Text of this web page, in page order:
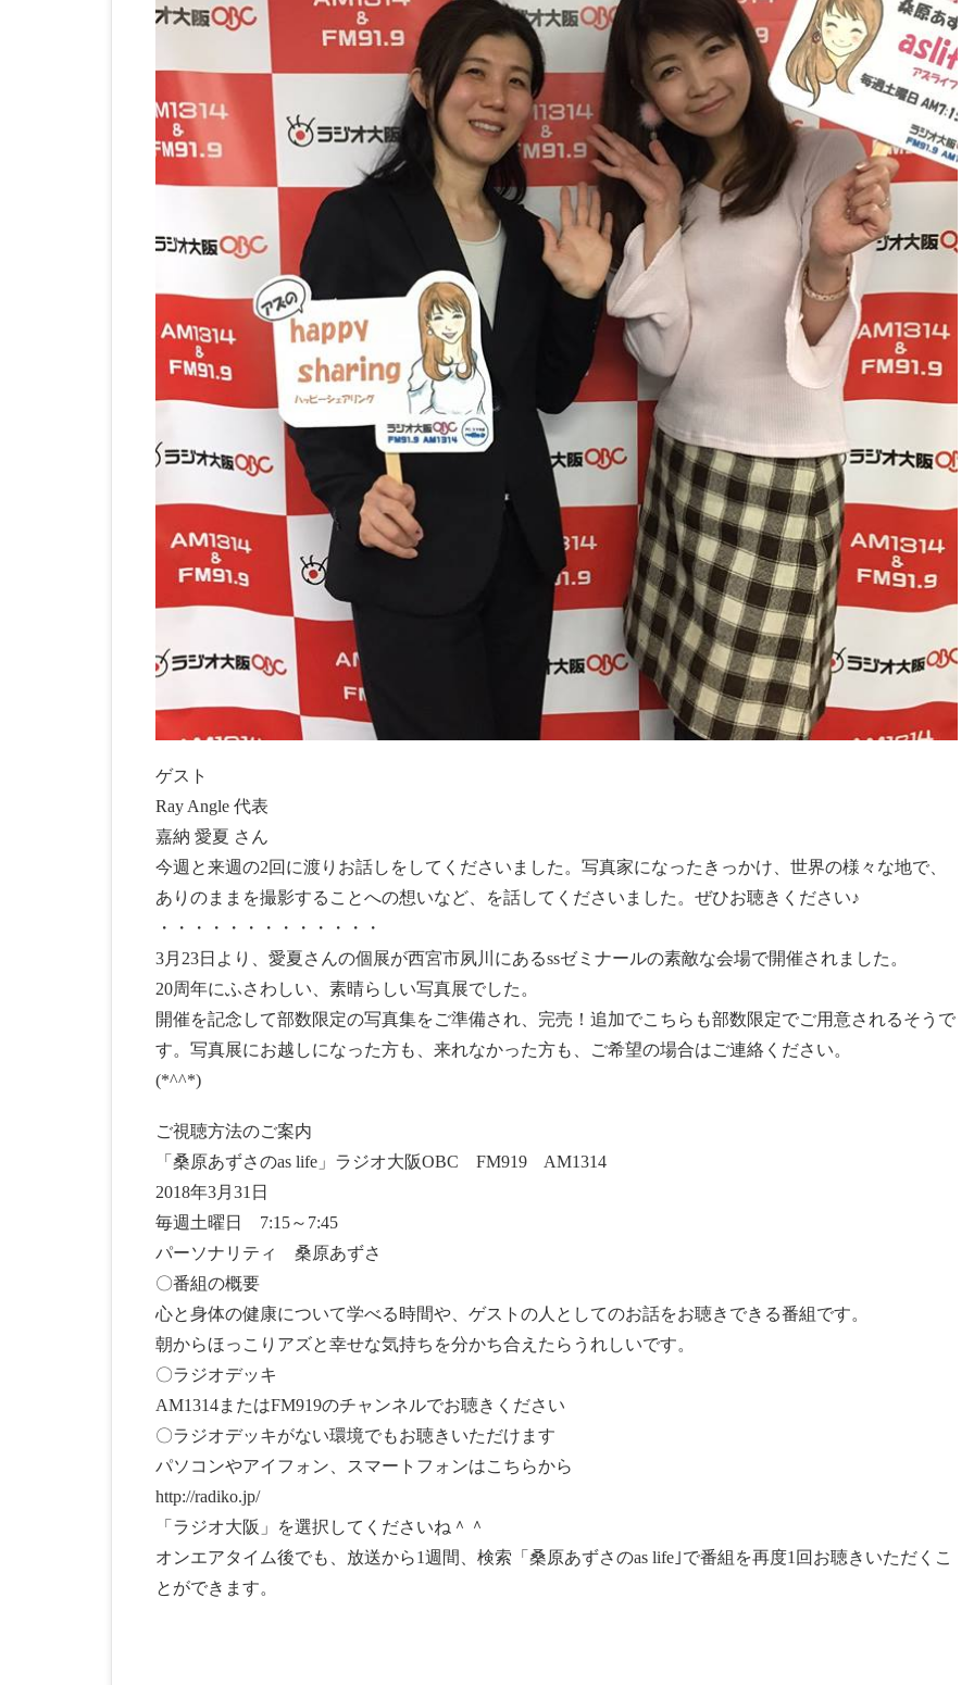
ゲスト
Ray Angle 代表
嘉納 愛夏 さん
今週と来週の2回に渡りお話しをしてくださいました。写真家になったきっかけ、世界の様々な地で、
ありのままを撮影することへの想いなど、を話してくださいました。ぜひお聴きください♪
・・・・・・・・・・・・・
3月23日より、愛夏さんの個展が西宮市夙川にあるssゼミナールの素敵な会場で開催されました。
20周年にふさわしい、素晴らしい写真展でした。
開催を記念して部数限定の写真集をご準備され、完売！追加でこちらも部数限定でご用意されるそうで
す。写真展にお越しになった方も、来れなかった方も、ご希望の場合はご連絡ください。
(*^^*)
ご視聴方法のご案内
「桑原あずさのas life」ラジオ大阪OBC FM919 AM1314
2018年3月31日
毎週土曜日 7:15～7:45
パーソナリティ 桑原あずさ
〇番組の概要
心と身体の健康について学べる時間や、ゲストの人としてのお話をお聴きできる番組です。
朝からほっこりアズと幸せな気持ちを分かち合えたらうれしいです。
〇ラジオデッキ
AM1314またはFM919のチャンネルでお聴きください
〇ラジオデッキがない環境でもお聴きいただけます
パソコンやアイフォン、スマートフォンはこちらから
http://radiko.jp/
「ラジオ大阪」を選択してくださいね＾＾
オンエアタイム後でも、放送から1週間、検索「桑原あずさのas life｣で番組を再度1回お聴きいただくこ
とができます。